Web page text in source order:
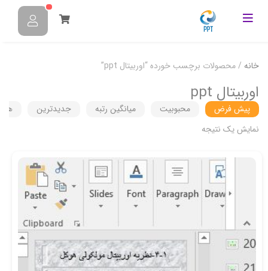
خانه / محصولات برچسب خورده “اوربیتال ppt”
اوربیتال ppt
پیش فرض محبوبیت میانگین رتبه جدیدترین
نمایش یک نتیجه